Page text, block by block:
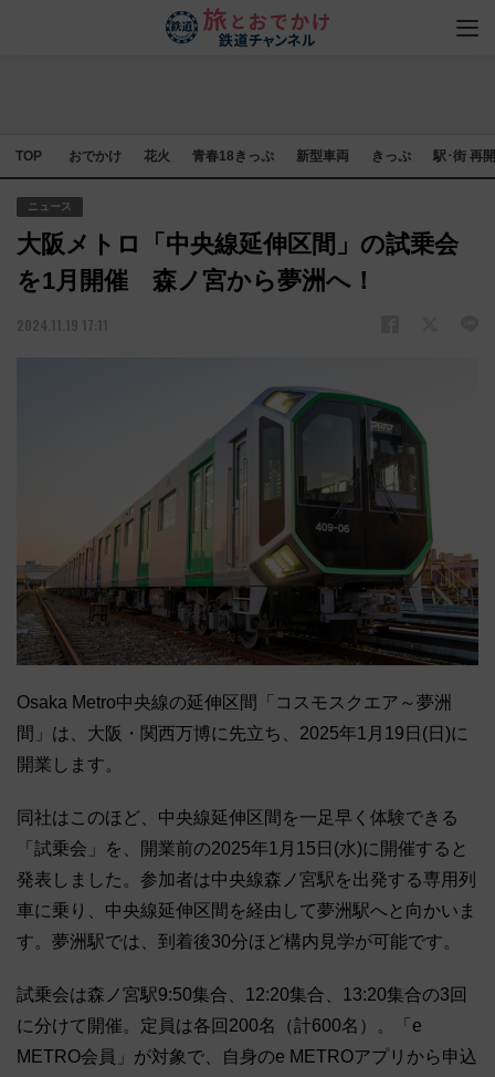
TOP おでかけ 花火 青春18きっぷ 新型車両 きっぷ 駅･街 再
ニュース
大阪メトロ「中央線延伸区間」の試乗会
を1月開催 森ノ宮から夢洲へ！
2024.11.19 17:11
Osaka Metro中央線の延伸区間「コスモスクエア～夢洲
間」は、大阪・関西万博に先立ち、2025年1月19日(日)に
開業します。
同社はこのほど、中央線延伸区間を一足早く体験できる
「試乗会」を、開業前の2025年1月15日(水)に開催すると
発表しました。参加者は中央線森ノ宮駅を出発する専用列
車に乗り、中央線延伸区間を経由して夢洲駅へと向かいま
す。夢洲駅では、到着後30分ほど構内見学が可能です。
試乗会は森ノ宮駅9:50集合、12:20集合、13:20集合の3回
に分けて開催。定員は各回200名（計600名）。「e
METRO会員」が対象で、自身のe METROアプリから申込